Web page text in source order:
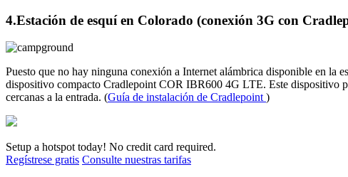
4.Estación de esquí en Colorado (conexión 3G con
Puesto que no hay ninguna conexión a Internet alámbrica disponible en la
dispositivo compacto Cradlepoint COR IBR600 4G LTE. Este dispositivo
cercanas a la entrada. (Guía de instalación de Cradlepoint )
Setup a hotspot today! No credit card required.
Regístrese gratis Consulte nuestras tarifas